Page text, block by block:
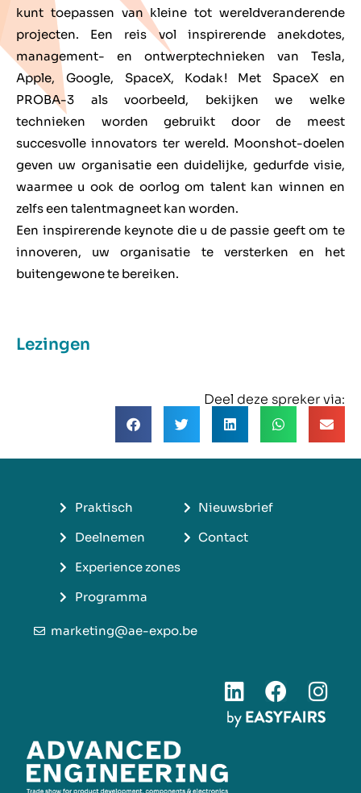
kunt toepassen van kleine tot wereldveranderende
projecten. Een reis vol inspirerende anekdotes,
management- en ontwerptechnieken van Tesla,
Apple, Google, SpaceX, Kodak! Met SpaceX en
PROBA-3 als voorbeeld, bekijken we welke
technieken worden gebruikt door de meest
succesvolle innovators ter wereld. Moonshot-doelen
geven uw organisatie een duidelijke, gedurfde visie,
waarmee u ook de oorlog om talent kan winnen en
zelfs een talentmagneet kan worden.
Een inspirerende keynote die u de passie geeft om te
innoveren, uw organisatie te versterken en het
buitengewone te bereiken.
Lezingen
Deel deze spreker via:
Praktisch
Deelnemen
Experience zones
Programma
Nieuwsbrief
Contact
marketing@ae-expo.be